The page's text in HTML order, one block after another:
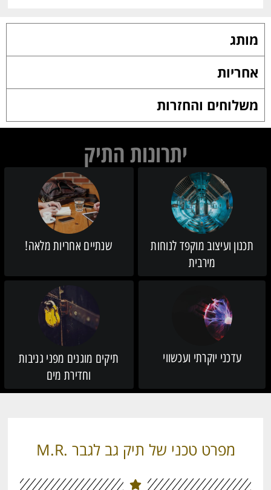
מותג
אחריות
משלוחים והחזרות
יתרונות התיק
תכנון ועיצוב מוקפד לנוחות
מירבית
שנתיים אחריות מלאה!
עדכני יוקרתי ועכשווי
תיקים מוגנים מפני גניבות
וחדירת מים
מפרט טכני של תיק גב לגבר .M.R